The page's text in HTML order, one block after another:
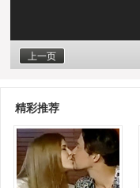
上一页
精彩推荐